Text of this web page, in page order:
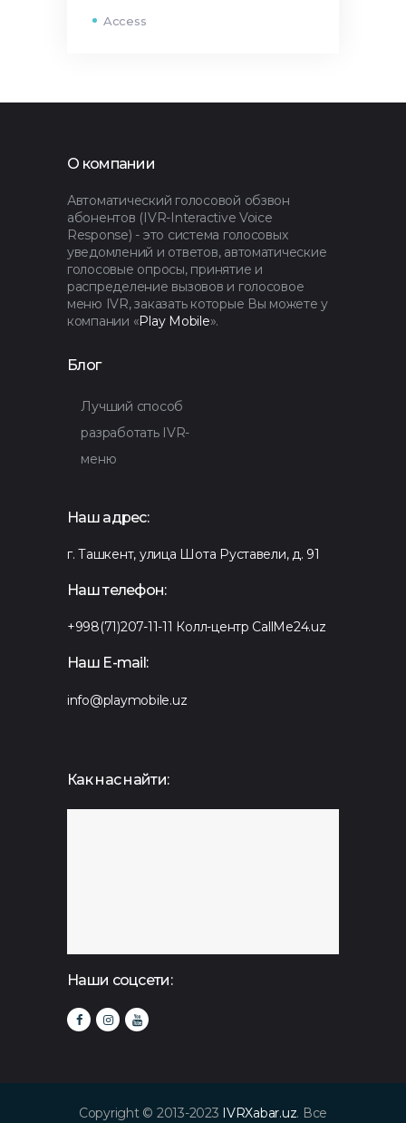
Access
О компании
Автоматический голосовой обзвон
абонентов (IVR-Interactive Voice
Response) - это система голосовых
уведомлений и ответов, автоматические
голосовые опросы, принятие и
распределение вызовов и голосовое
меню IVR, заказать которые Вы можете у
компании «Play Mobile».
Блог
Лучший способ
разработать IVR-
меню
Наш адрес:
г. Ташкент, улица Шота Руставели, д. 91
Наш телефон:
+998(71)207-11-11 Колл-центр CallMe24.uz
Наш E-mail:
info@playmobile.uz
Как нас найти:
Наши соцсети:
Copyright © 2013-2023 IVRXabar.uz. Все